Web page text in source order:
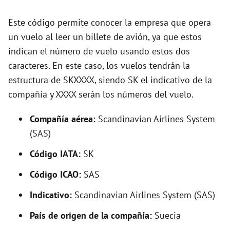
d
e
o
Este código permite conocer la empresa que opera
un vuelo al leer un billete de avión, ya que estos
indican el número de vuelo usando estos dos
caracteres. En este caso, los vuelos tendrán la
estructura de SKXXXX, siendo SK el indicativo de la
compañía y XXXX serán los números del vuelo.
Compañía aérea: Scandinavian Airlines System
(SAS)
Código IATA: SK
Código ICAO: SAS
Indicativo: Scandinavian Airlines System (SAS)
País de origen de la compañía: Suecia